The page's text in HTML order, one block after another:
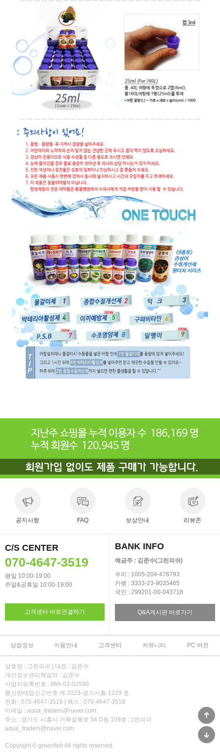
공지사항 FAQ 보상안내 리뷰존
C/S CENTER
070-4647-3519
평일 10:00-19:00
주말&공휴일 10:00-19:00
고객센터 바로연결하기
BANK INFO
예금주 : 김준수(그린피쉬)
우리 : 1005-204-476793
카뱅 : 3333-23-9035465
국민 : 299201-00-043718
Q&A게시판 바로가기
상점정보 이용안내 고객센터 커뮤니티 PC 버전
상호명 : 그린피쉬 | 대표 : 김준수
개인정보관리책임자 : 김준수
사업자등록번호 : 866-02-02590
통신판매업신고번호 제 2023-경기시흥-1229 호
전화 : 070-4647-3519 | 팩스 : 070-4647-3519
이메일 : aqua_traders@naver.com
주소 : 경기도 시흥시 거북섬북로 54 D동 109호 그린피쉬
aqua_traders@naver.com
Copyright © greenfish All rights reserved.